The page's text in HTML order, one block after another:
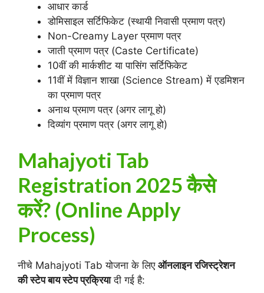
आधार कार्ड
डोमिसाइल सर्टिफिकेट (स्थायी निवासी प्रमाण पत्र)
Non-Creamy Layer प्रमाण पत्र
जाती प्रमाण पत्र (Caste Certificate)
10वीं की मार्कशीट या पासिंग सर्टिफिकेट
11वीं में विज्ञान शाखा (Science Stream) में एडमिशन
का प्रमाण पत्र
अनाथ प्रमाण पत्र (अगर लागू हो)
दिव्यांग प्रमाण पत्र (अगर लागू हो)
Mahajyoti Tab
Registration 2025 कैसे
करें? (Online Apply
Process)
नीचे Mahajyoti Tab योजना के लिए ऑनलाइन रजिस्ट्रेशन
की स्टेप बाय स्टेप प्रक्रियादी गई है: